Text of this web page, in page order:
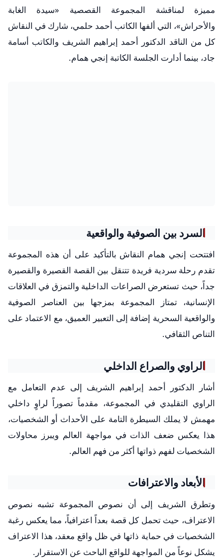
مميزة لمناقشة المجموعة القصصية «سيدة الغابة
والأحراش»، التي ألفها الكاتب أحمد حلمي، شارك في النقاش
كل من الناقد الدكتور أحمد إبراهيم الشريف والكاتب أسامة
جاد، بينما أدارت الجلسة الكاتبة إنجي همام.
السرد بين الصوفية والواقعية
افتتحت إنجي همام النقاش بالتأكيد على أن هذه المجموعة
تقدم رحلة سردية فريدة تتنقل بين القصة القصيرة والقصيرة
جداً، حيث تستعرض الصراعات الداخلية والتمزق في العلاقات
الإنسانية، تمتاز المجموعة بمزجها بين العناصر الصوفية
والواقعية السحرية إضافة إلى التعبير العميق، مع الاعتماد على
التناص الثقافي.
الراوي والصراع الداخلي
أشار الدكتور أحمد إبراهيم الشريف إلى عدم التعامل مع
الراوي التقليدي في المجموعة، مقدماً تصوراً لراوٍ داخلي
مهمش لا يملك السيطرة التامة على الأحداث أو الشخصيات،
هذا يعكس ضعف الذات في مواجهة العالم ويبرز محاولات
الشخصيات لفهم ذواتها أكثر من فهم العالم.
الأبعاد والاعترافات
وتطرق الشريف إلى أن نصوص المجموعة تشبه نصوص
الاعتراف، حيث تحمل كل قصة بعداً اعترافياً، مما يعكس رغبة
الشخصيات في حماية ذاتها في ظل واقع معقد، هذا الاعتراف
يشكل نوعاً من المواجهة للواقع الباحث عن الاستقرار.